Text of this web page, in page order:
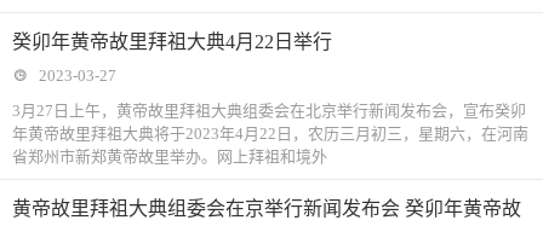
癸卯年黄帝故里拜祖大典4月22日举行
2023-03-27
3月27日上午，黄帝故里拜祖大典组委会在北京举行新闻发布会，宣布癸卯
年黄帝故里拜祖大典将于2023年4月22日，农历三月初三，星期六，在河南
省郑州市新郑黄帝故里举办。网上拜祖和境外
黄帝故里拜祖大典组委会在京举行新闻发布会 癸卯年黄帝故